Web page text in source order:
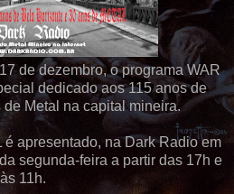
de dezembro, o programa WAR
dedicado aos 115 anos de
Metal na capital mineira.
é apresentado, na Dark Radio em
segunda-feira a partir das 17h e
11h.